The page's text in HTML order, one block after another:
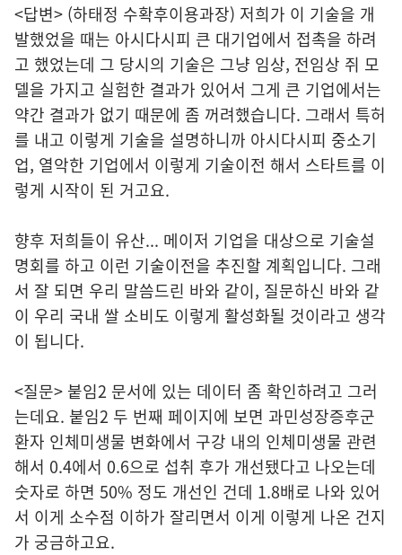
<답변> (하태정 수확후이용과장) 저희가 이 기술을 개
발했었을 때는 아시다시피 큰 대기업에서 접촉을 하려
고 했었는데 그 당시의 기술은 그냥 임상, 전임상 쥐 모
델을 가지고 실험한 결과가 있어서 그게 큰 기업에서는
약간 결과가 없기 때문에 좀 꺼려했습니다. 그래서 특허
를 내고 이렇게 기술을 설명하니까 아시다시피 중소기
업, 열악한 기업에서 이렇게 기술이전 해서 스타트를 이
렇게 시작이 된 거고요.
향후 저희들이 유산... 메이저 기업을 대상으로 기술설
명회를 하고 이런 기술이전을 추진할 계획입니다. 그래
서 잘 되면 우리 말씀드린 바와 같이, 질문하신 바와 같
이 우리 국내 쌀 소비도 이렇게 활성화될 것이라고 생각
이 됩니다.
<질문> 붙임2 문서에 있는 데이터 좀 확인하려고 그러
는데요. 붙임2 두 번째 페이지에 보면 과민성장증후군
환자 인체미생물 변화에서 구강 내의 인체미생물 관련
해서 0.4에서 0.6으로 섭취 후가 개선됐다고 나오는데
숫자로 하면 50% 정도 개선인 건데 1.8배로 나와 있어
서 이게 소수점 이하가 잘리면서 이게 이렇게 나온 건지
가 궁금하고요.